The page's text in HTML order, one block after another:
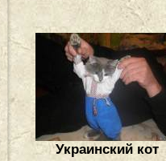
Украинский кот